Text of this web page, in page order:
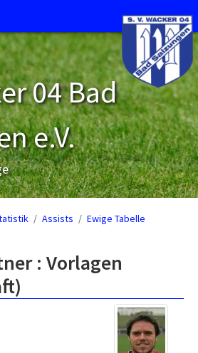
04 Bad
e.V.
Assists
Ewige Tabelle
: Vorlagen